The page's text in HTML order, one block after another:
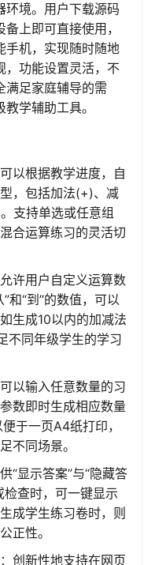
环境。用户下载源码
上即可直接使用，
手机，实现随时随地
，功能设置灵活，不
满足家庭辅导的需
学辅助工具。
以根据教学进度，自
，包括加法(+)、减
支持单选或任意组
合运算练习的灵活切
许用户自定义运算数
和“到”的数值，可以
生成10以内的加减法
不同年级学生的学习
以输入任意数量的习
数即时生成相应数量
于一页A4纸打印，
不同场景。
“显示答案”与“隐藏答
检查时，可一键显示
成学生练习卷时，则
正性。
：创新性地支持在网页